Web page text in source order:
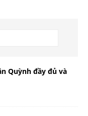
Quỳnh đầy đủ và